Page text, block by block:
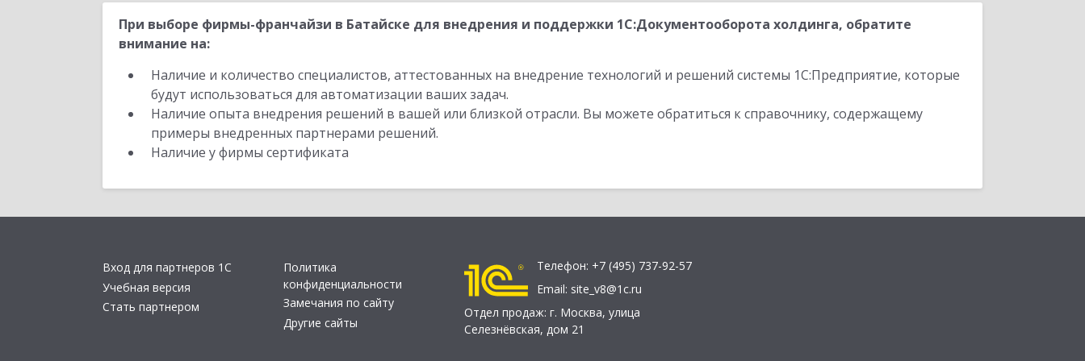
При выборе фирмы-франчайзи в Батайске для внедрения и поддержки 1С:Документооборота холдинга, обратите
внимание на:
Наличие и количество специалистов, аттестованных на внедрение технологий и решений системы 1С:Предприятие, которые
будут использоваться для автоматизации ваших задач.
Наличие опыта внедрения решений в вашей или близкой отрасли. Вы можете обратиться к справочнику, содержащему
примеры внедренных партнерами решений.
Наличие у фирмы сертификата
Вход для партнеров 1С
Учебная версия
Стать партнером
Политика
конфиденциальности
Замечания по сайту
Другие сайты
Телефон: +7 (495) 737-92-57
Email: site_v8@1c.ru
Отдел продаж: г. Москва, улица
Селезнёвская, дом 21